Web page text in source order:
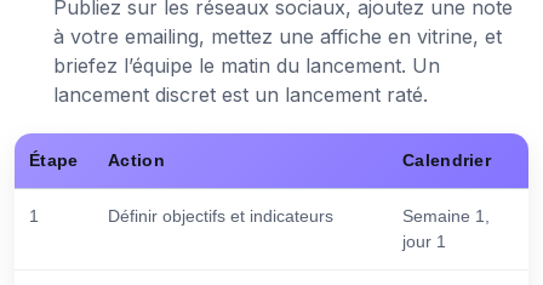
Publiez sur les réseaux sociaux, ajoutez une note
à votre emailing, mettez une affiche en vitrine, et
briefez l’équipe le matin du lancement. Un
lancement discret est un lancement raté.
Étape Action Calendrier
1 Définir objectifs et indicateurs
Semaine 1,
jour 1